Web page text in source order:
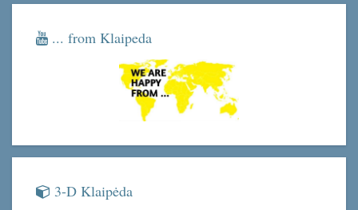
... from Klaipeda
3-D Klaipėda